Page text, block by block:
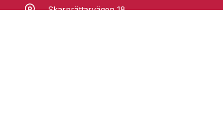
Skarprättarvägen 18